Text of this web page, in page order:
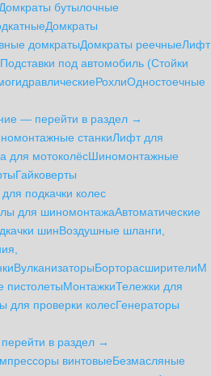
Домкраты бутылочные
Домкраты
домкратыДомкраты реечныеЛифт
Подставки под автомобиль (Стойки
РохлиОдностоечные
— перейти в раздел →
станкиЛифт для
для мотоколёсШиномонтажные
Гайковерты
подкачки колес
для шиномонтажаАвтоматические
шинВоздушные шланги,
ВулканизаторыБорторасширителиМ
пистолетыМонтажкиТележки для
для проверки колесГенераторы
в раздел →
винтовыеБезмасляные